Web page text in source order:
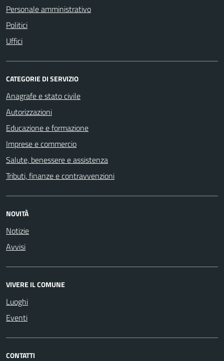
Personale amministrativo
Politici
Uffici
CATEGORIE DI SERVIZIO
Anagrafe e stato civile
Autorizzazioni
Educazione e formazione
Imprese e commercio
Salute, benessere e assistenza
Tributi, finanze e contravvenzioni
NOVITÀ
Notizie
Avvisi
VIVERE IL COMUNE
Luoghi
Eventi
CONTATTI